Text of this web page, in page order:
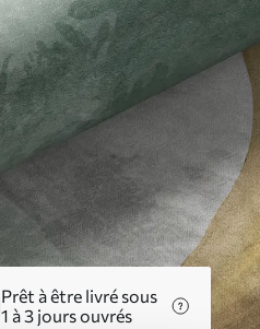
Prêt à être livré sous
1 à 3 jours ouvrés